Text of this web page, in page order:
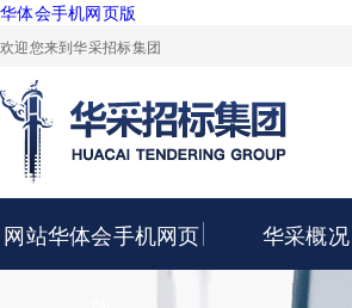
华体会手机网页版
欢迎您来到华采招标集团
网站华体会手机网页 华采概况